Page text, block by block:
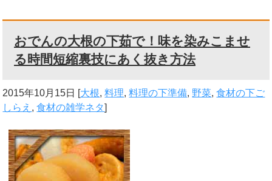
おでんの大根の下茹で！味を染みこませ
る時間短縮裏技にあく抜き方法
2015年10月15日 [大根,料理,料理の下準備, 野菜,食材の下ご
しらえ ,食材の雑学ネタ]